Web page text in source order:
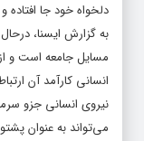
دلخواه خود جا
به گزارش ایسنا،
مسایل جامعه است و
انسانی‌ کارآمد آن
نیروی انسانی جزو
می‌تواند به‌ عنوان‌